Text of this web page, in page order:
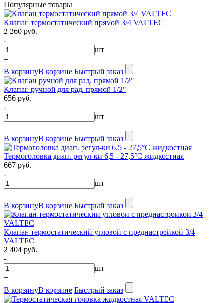
Популярные товары
Клапан термостатический прямой 3/4 VALTEC
2 260 руб.
-
шт
+
В корзинуВ корзине Быстрый заказ
Клапан ручной для рад. прямой 1/2"
656 руб.
-
шт
+
В корзинуВ корзине Быстрый заказ
Термоголовка диап. регул-ки 6,5 - 27,5°C жидкостная
667 руб.
-
шт
+
В корзинуВ корзине Быстрый заказ
Клапан термостатический угловой с преднастройкой 3/4
VALTEC
2 404 руб.
-
шт
+
В корзинуВ корзине Быстрый заказ